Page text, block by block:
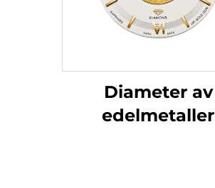
Diameter av
edelmetaller